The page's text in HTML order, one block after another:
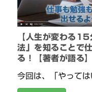
【人生が変わる
法」を知ることで
る！【著者が語る】
今回は、「やって